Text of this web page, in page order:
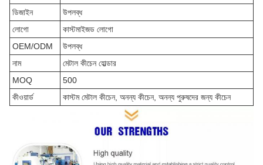
ডিজাইন
উপলব্ধ
লোগো
কাস্টমাইজড লোগো
OEM/ODM
উপলব্ধ
নাম
মেটাল কীচেন হোল্ডার
MOQ
500
কীওয়ার্ড
কাস্টম মেটাল কীচেন, অনন্য কীচেন, অনন্য পুরুষদের জন্য কীচেন